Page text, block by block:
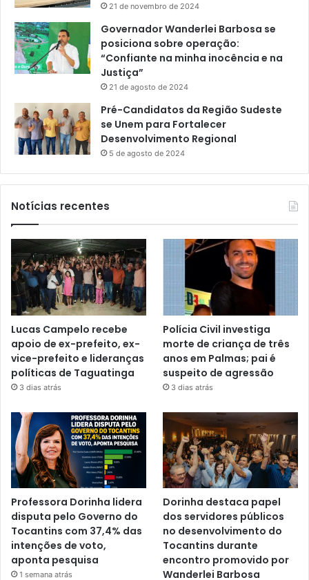
21 de novembro de 2024
Governador Wanderlei Barbosa se
posiciona sobre operação:
“Confiante na minha inocência e na
Justiça”
21 de agosto de 2024
Pré-Candidatos da Região Sudeste
se Unem para Fortalecer
Desenvolvimento Regional
5 de agosto de 2024
Notícias recentes
Lucas Campelo recebe
apoio de ex-prefeito, ex-
vice-prefeito e lideranças
políticas de Taguatinga
3 dias atrás
Polícia Civil investiga
morte de criança de três
anos em Palmas; pai é
suspeito de agressão
3 dias atrás
Professora Dorinha lidera
disputa pelo Governo do
Tocantins com 37,4% das
intenções de voto,
aponta pesquisa
1 semana atrás
Dorinha destaca papel
dos servidores públicos
no desenvolvimento do
Tocantins durante
encontro promovido por
Wanderlei Barbosa